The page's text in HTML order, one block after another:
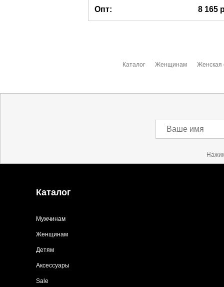
Опт:
8 165
Каталог Женщинам Женская
Ваше имя
Каталог
Мужчинам
Женщинам
Детям
Аксессуары
Sale